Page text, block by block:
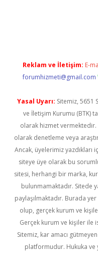
Reklam ve İletişim: E-
forumhizmeti@gmail.com
Yasal Uyarı: Sitemiz, 5651
ve İletişim Kurumu (BTK)
olarak hizmet
olarak denetleme veya
Ancak, üyelerimiz
siteye üye olarak bu
sitesi, herhangi bir marka,
bulunmamaktadır. Sitede
paylaşılmaktadır. Burada
olup, gerçek kurum ve
Gerçek kurum ve kişiler
Sitemiz, kar amacı
platformudur. Hukuka ve